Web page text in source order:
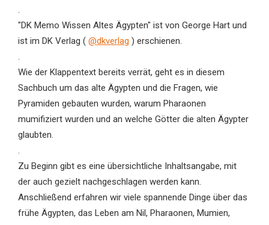
.
"DK Memo Wissen Altes Ägypten" ist von George Hart und
ist im DK Verlag ( @dkverlag ) erschienen.
.
Wie der Klappentext bereits verrät, geht es in diesem
Sachbuch um das alte Ägypten und die Fragen, wie
Pyramiden gebauten wurden, warum Pharaonen
mumifiziert wurden und an welche Götter die alten Ägypter
glaubten.
.
Zu Beginn gibt es eine übersichtliche Inhaltsangabe, mit
der auch gezielt nachgeschlagen werden kann.
Anschließend erfahren wir viele spannende Dinge über das
frühe Ägypten, das Leben am Nil, Pharaonen, Mumien,